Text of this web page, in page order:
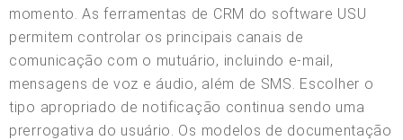
momento. As ferramentas de CRM do software USU
permitem controlar os principais canais de
comunicação com o mutuário, incluindo e-mail,
mensagens de voz e áudio, além de SMS. Escolher o
tipo apropriado de notificação continua sendo uma
prerrogativa do usuário. Os modelos de documentação